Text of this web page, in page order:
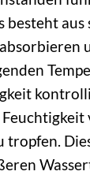
aus
tropfen.